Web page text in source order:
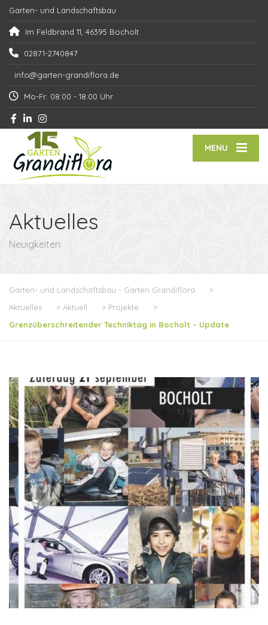
Garten- und Landschaftsbau
Im Feldbrand 11, 46395 Bocholt
02871-2740847
info@garten-grandiflora.de
Mo-Fr: 08:00 - 18:00 Uhr
MENU
Aktuelles
Neuigkeiten
Garten- und Landschaftsbau - Garten Grandiflora
>
Aktuelles
> Aktuell > Projekte
>
Grenzüberschreitender Techniktag in Bocholt – Update